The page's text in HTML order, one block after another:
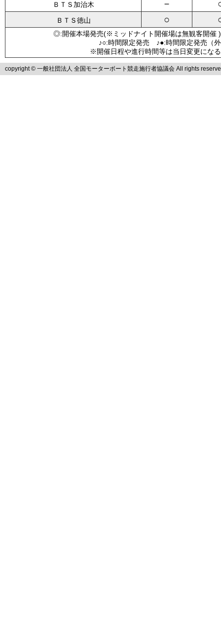
ＢＴＳ加治木 －
ＢＴＳ徳山 ○
◎:開催本場発売(※ミッドナイト開催場は無観客
♪○:時間限定発売 ♪●:時間限定発売
※開催日程や進行時間等は当日変更にな
copyright © 一般社団法人 全国モーターボート競走施行者協議会 All rights